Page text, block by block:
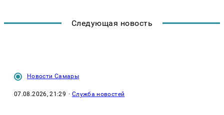
Следующая новость
Новости Самары
07.08.2026, 21:29 · Служба новостей